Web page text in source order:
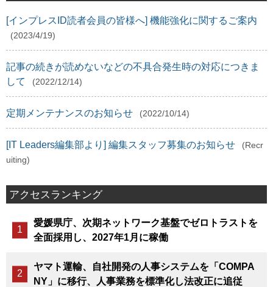
[インプレスID読者会員の皆様へ] 機能強化に関するご案内
(2023/4/19)
記事の続きが読めないなどの不具合発生時の対応につきま
して
(2022/12/14)
定期メンテナンスのお知らせ (2022/10/14)
[IT Leaders編集部より] 編集スタッフ募集のお知らせ
(Recr
uiting)
アクセスランキング
愛媛県庁、次期ネットワーク基盤でゼロトラストを
全面採用し、2027年1月に稼働
ヤマト運輸、自社開発の人事システムを「COMPA
NY」に移行、人事業務を標準化し法改正に追従